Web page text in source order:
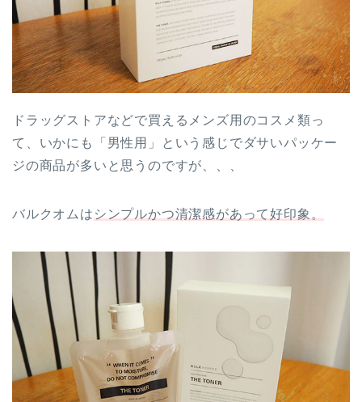
ドラッグストアなどで買えるメンズ用のコスメ類っ
て、いかにも「男性用」という感じでダサいパッケー
ジの商品が多いと思うのですが、、、
バルクオムは シンプルかつ清潔感があって好印象。